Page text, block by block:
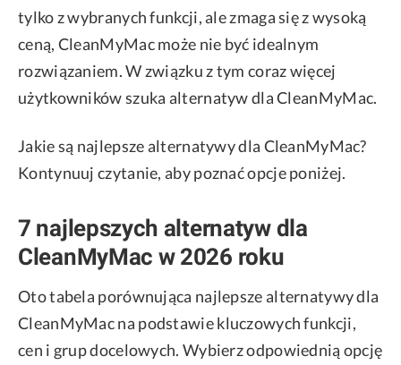
tylko z wybranych funkcji, ale zmaga się z wysoką
ceną, CleanMyMac może nie być idealnym
rozwiązaniem. W związku z tym coraz więcej
użytkowników szuka alternatyw dla CleanMyMac.
Jakie są najlepsze alternatywy dla CleanMyMac?
Kontynuuj czytanie, aby poznać opcje poniżej.
7 najlepszych alternatyw dla
CleanMyMac w 2026 roku
Oto tabela porównująca najlepsze alternatywy dla
CleanMyMac na podstawie kluczowych funkcji,
cen i grup docelowych. Wybierz odpowiednią opcję